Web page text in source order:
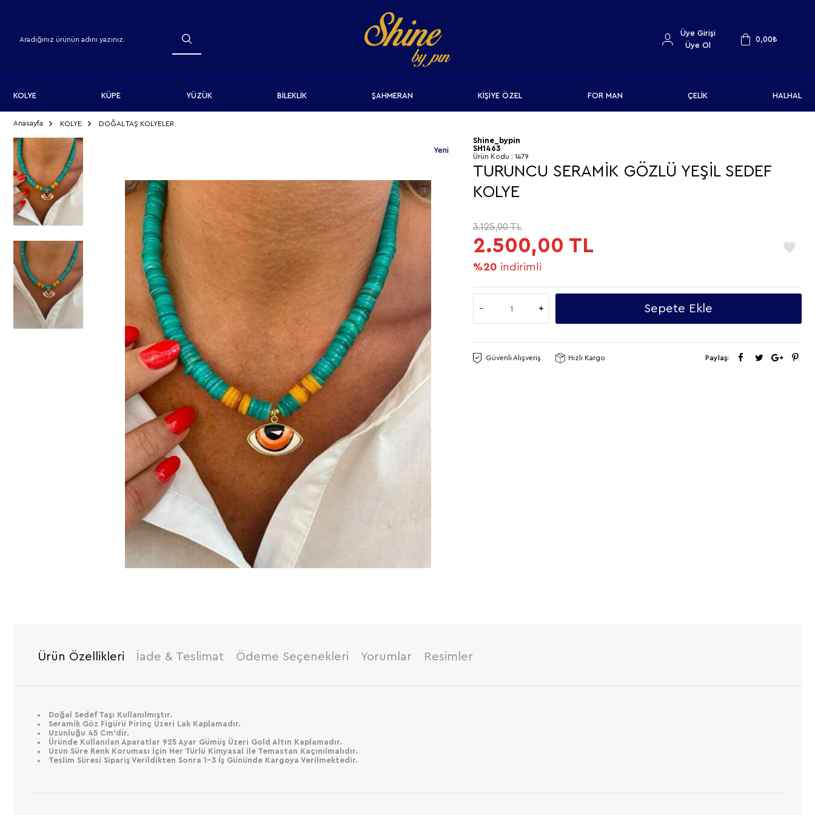
Üye Girişi
Üye Ol
0,00₺
KOLYE KÜPE YÜZÜK BİLEKLİK ŞAHMERAN KİŞİYE ÖZEL FOR MAN ÇELİK HALHAL
Anasayfa KOLYE DOĞAL TAŞ KOLYELER
Yeni
Shine_bypin
SH1463
Ürün Kodu :1479
TURUNCU SERAMİK GÖZLÜ YEŞİL SEDEF
KOLYE
3.125,00TL
2.500,00 TL
%20 indirimli
Sepete Ekle
Güvenli Alışveriş Hızlı Kargo Paylaş:
Ürün Özellikleri İade & Teslimat Ödeme Seçenekleri Yorumlar Resimler
Doğal Sedef Taşı Kullanılmıştır.
Seramik Göz Figürü Pirinç Üzeri Lak Kaplamadır.
Uzunluğu 45 Cm’dir.
Üründe Kullanılan Aparatlar 925 Ayar Gümüş Üzeri Gold Altın Kaplamadır.
Uzun Süre Renk Koruması İçin Her Türlü Kimyasal ile Temastan Kaçınılmalıdır.
Teslim Süresi Sipariş Verildikten Sonra 1-3 İş Gününde Kargoya Verilmektedir.